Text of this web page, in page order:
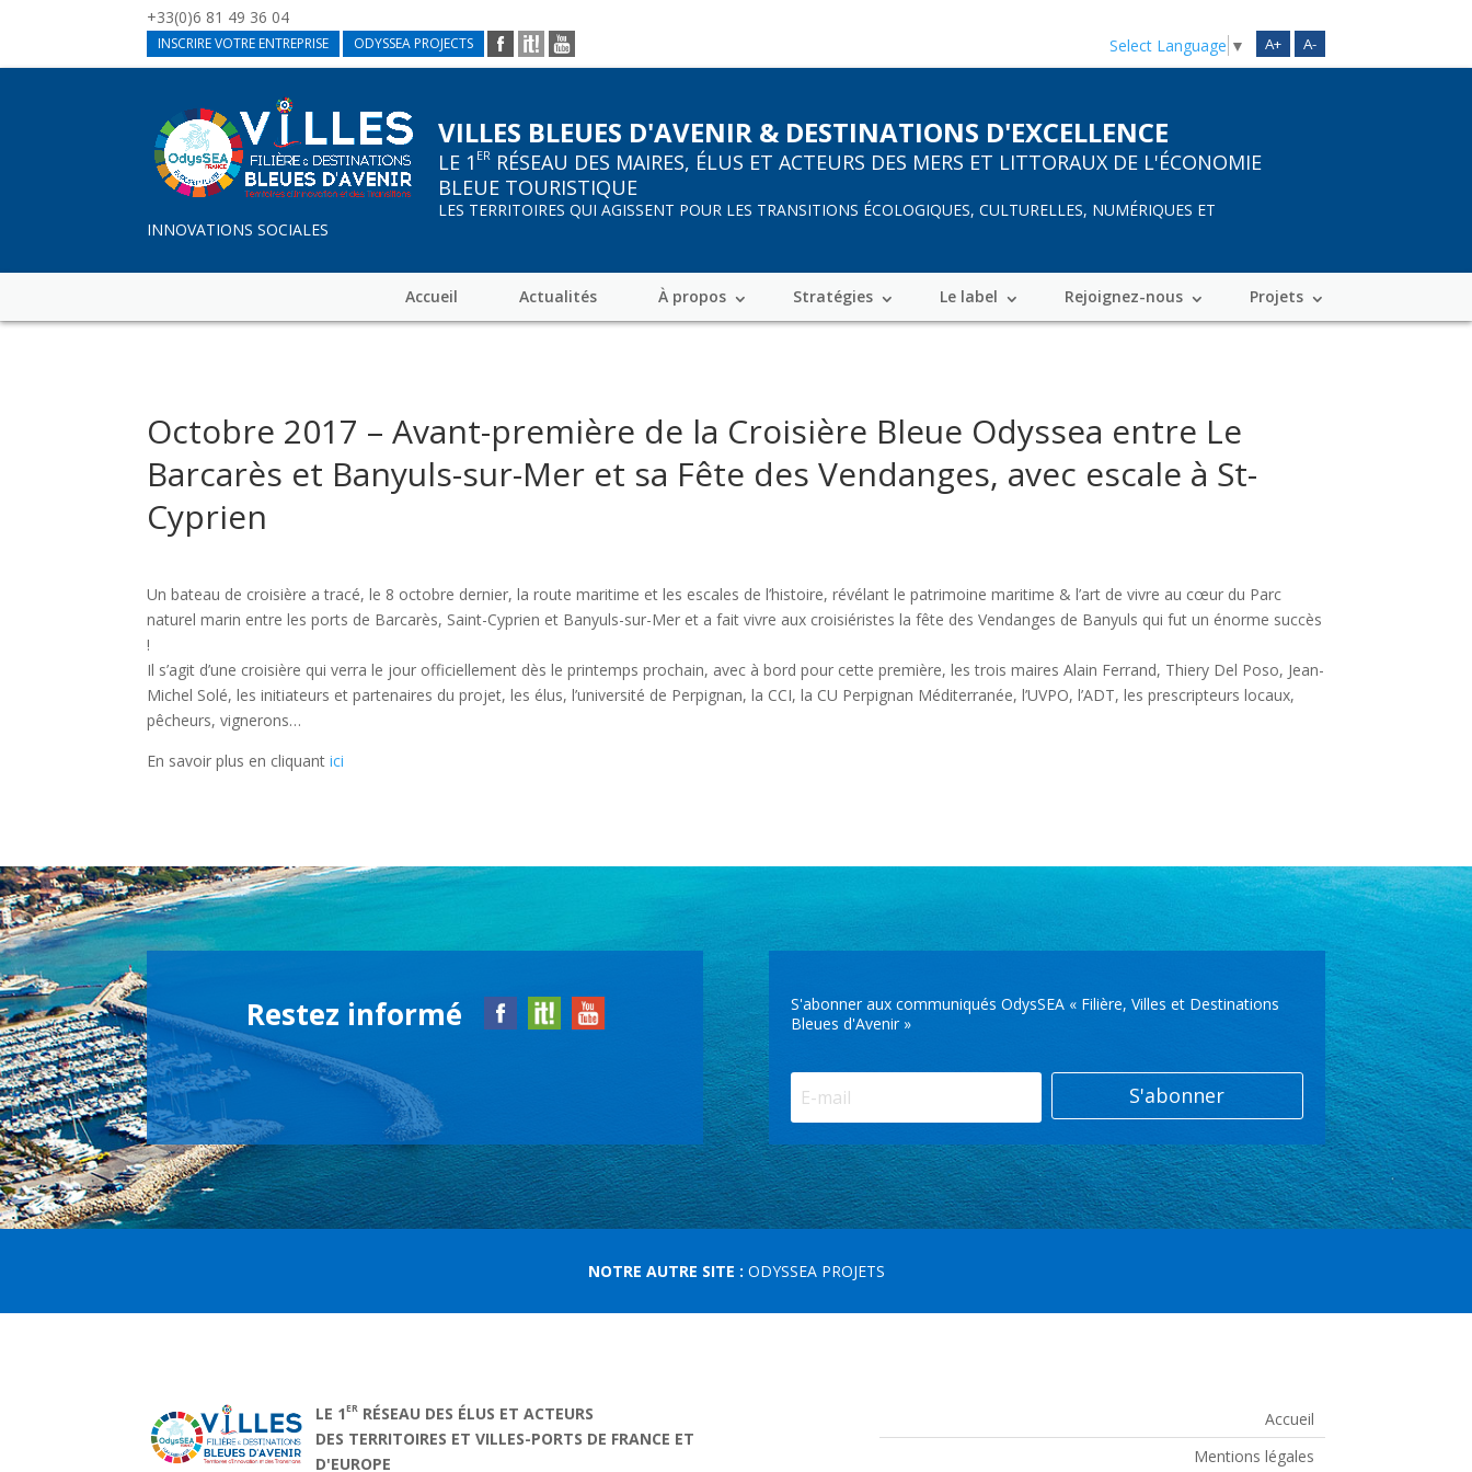
+33(0)6 81 49 36 04
INSCRIRE VOTRE ENTREPRISE ODYSSEA PROJECTS A+ A-
Select Language ▼
VILLES BLEUES D'AVENIR & DESTINATIONS D'EXCELLENCE
LE 1 ER RÉSEAU DES MAIRES, ÉLUS ET ACTEURS DES MERS ET LITTORAUX DE L'ÉCONOMIE
BLEUE TOURISTIQUE
LES TERRITOIRES QUI AGISSENT POUR LES TRANSITIONS ÉCOLOGIQUES, CULTURELLES, NUMÉRIQUES ET
INNOVATIONS SOCIALES
Accueil Actualités À propos Stratégies Le label Rejoignez-nous Projets
Octobre 2017 – Avant-première de la Croisière Bleue Odyssea entre Le
Barcarès et Banyuls-sur-Mer et sa Fête des Vendanges, avec escale à St-
Cyprien
Un bateau de croisière a tracé, le 8 octobre dernier, la route maritime et les escales de l’histoire, révélant le patrimoine maritime & l’art de vivre au cœur du Parc
naturel marin entre les ports de Barcarès, Saint-Cyprien et Banyuls-sur-Mer et a fait vivre aux croisiéristes la fête des Vendanges de Banyuls qui fut un énorme succès
!
Il s’agit d’une croisière qui verra le jour officiellement dès le printemps prochain, avec à bord pour cette première, les trois maires Alain Ferrand, Thiery Del Poso, Jean-
Michel Solé, les initiateurs et partenaires du projet, les élus, l’université de Perpignan, la CCI, la CU Perpignan Méditerranée, l’UVPO, l’ADT, les prescripteurs locaux,
pêcheurs, vignerons…
En savoir plus en cliquantici
Restez informé
S'abonner aux communiqués OdysSEA « Filière, Villes et Destinations
Bleues d'Avenir »
S'abonner
NOTRE AUTRE SITE : ODYSSEA PROJETS
LE 1ER RÉSEAU DES ÉLUS ET ACTEURS
DES TERRITOIRES ET VILLES-PORTS DE FRANCE ET
D'EUROPE
Accueil
Mentions légales